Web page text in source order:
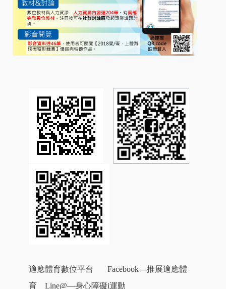
適應體育數位平台 Facebook—推展適應體
育 Line@—身心障礙i運動